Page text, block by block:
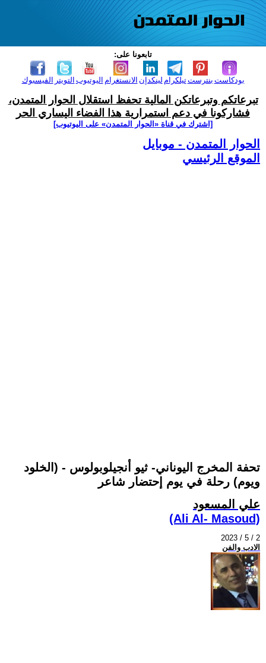
تابعونا على:
الفيسبوك التويتر اليوتيوب الانستغرام لينكدإن تيلكرامبنترست بودكاست
تبرعاتكم وتبرعاتكن المالية تحفظ استقلال الحوار المتمدن،
فشاركونا في دعم استمرارية هذا الفضاء اليساري الحر
[اشترك في قناة ‫«الحوار المتمدن» على اليوتيوب]
الحوار المتمدن - موبايل
الموقع الرئيسي
تحفة المخرج اليوناني- ثيو أنجيلوبولوس - (الخلود
ويوم) رحلة في يوم إحتضار شاعر
علي المسعود
(Ali Al- Masoud)
2023 / 5 / 2
الادب والفن